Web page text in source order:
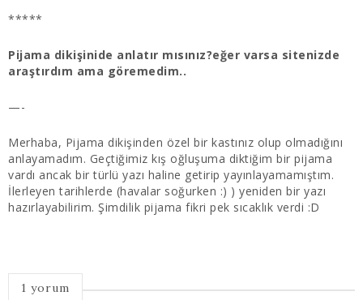
*****
Pijama dikişinide anlatır mısınız?eğer varsa sitenizde
araştırdım ama göremedim..
—-
Merhaba, Pijama dikişinden özel bir kastınız olup olmadığını
anlayamadım. Geçtiğimiz kış oğluşuma diktiğim bir pijama
vardı ancak bir türlü yazı haline getirip yayınlayamamıştım.
İlerleyen tarihlerde (havalar soğurken :) ) yeniden bir yazı
hazırlayabilirim. Şimdilik pijama fikri pek sıcaklık verdi :D
1 yorum